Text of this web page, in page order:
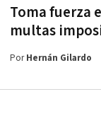
Toma fuerza
multas
PorHernán Gilardo